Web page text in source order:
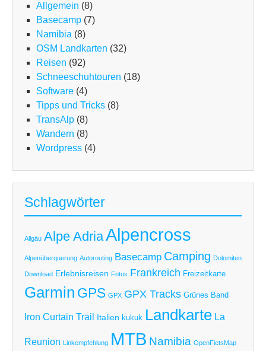
Allgemein (8)
Basecamp (7)
Namibia (8)
OSM Landkarten (32)
Reisen (92)
Schneeschuhtouren (18)
Software (4)
Tipps und Tricks (8)
TransAlp (8)
Wandern (8)
Wordpress (4)
Schlagwörter
Allgäu Alpe AdriaAlpencross
Alpenüberquerung Autorouting Basecamp Camping Dolomiten
Download Erlebnisreisen Fotos Frankreich Freizeitkarte
Garmin GPS GPX GPX Tracks Grünes Band
Iron Curtain Trail Italien kukuk Landkarte La
Reunion Linkempfehlung MTB Namibia OpenFietsMap